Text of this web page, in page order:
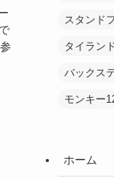
スタンド
タイラン
バックス
モンキー
ホーム